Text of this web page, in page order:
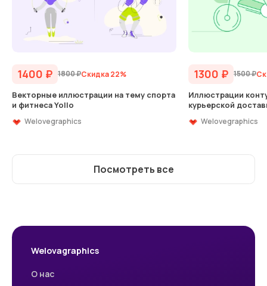
1400 ₽ 1800₽Скидка 22%
Векторные иллюстрации на тему спорта
и фитнеса Yollo
Welovegraphics
1300 ₽ 1500₽
Иллюстрации
курьерской
Welovegraphics
Посмотреть все
Welovagraphics
О нас